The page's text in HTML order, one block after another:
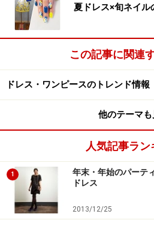
また、ウエストとセンターの切
ボンテープのIラインが、シャー
会食などかしこまったシーンや
問い合わせ先／gramme'sHP
※記事内容は執筆時点のものです。最
い。
夏ドレス×旬ネイ
この記事に関連
ドレス・ワンピースのトレンド情報
他のテーマも
人気記事ラン
1
年末・年始のパーテ
ドレス
2013/12/25